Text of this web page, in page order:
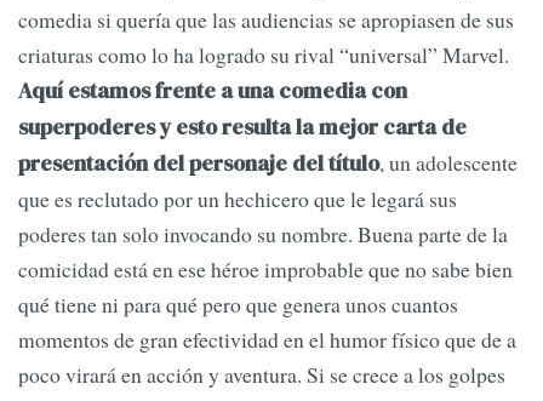
comedia si quería que las audiencias se apropiasen de sus
criaturas como lo ha logrado su rival “universal” Marvel.
Aquí estamos frente a una comedia con
superpoderes y esto resulta la mejor carta de
presentación del personaje del título, un adolescente
que es reclutado por un hechicero que le legará sus
poderes tan solo invocando su nombre. Buena parte de la
comicidad está en ese héroe improbable que no sabe bien
qué tiene ni para qué pero que genera unos cuantos
momentos de gran efectividad en el humor físico que de a
poco virará en acción y aventura. Si se crece a los golpes